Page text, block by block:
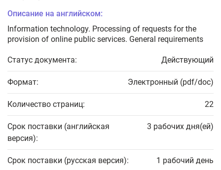
Описание на английском:
Information technology. Processing of requests for the
provision of online public services. General requirements
Статус документа: Действующий
Формат: Электронный (pdf/doc)
Количество страниц: 22
Срок поставки (английская
версия):
3 рабочих дня(ей)
Срок поставки (русская версия): 1 рабочий день